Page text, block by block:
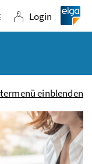
Navigation
Login
Login
einblenden